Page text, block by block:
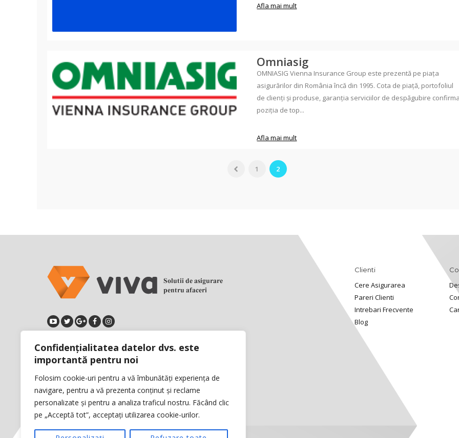
Confidențialitatea datelor dvs. este
importantă pentru noi
Folosim cookie-uri pentru a vă îmbunătăți experiența de
navigare, pentru a vă prezenta conținut și reclame
personalizate și pentru a analiza traficul nostru. Făcând clic
pe „Acceptă tot”, acceptați utilizarea cookie-urilor.
Afla mai mult
Omniasig
OMNIASIG Vienna Insurance Group este prezentă pe piaţa
asigurărilor din România încă din 1995. Cota de piaţă, portofoliul
de clienţi şi produse, garanţia serviciilor de despăgubire
poziţia de top...
Afla mai mult
1 2
Calea Floreasca, Nr.169, Etaj 4,
Telefon: +40 21 315 55 66
Fax: +40 21 315 11 66
Clienti
Cere Asigurarea
Pareri Clienti
Intrebari Frecvente
Blog